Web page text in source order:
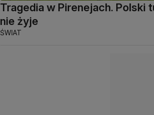
Tragedia w Pirenejach. Polski
nie żyje
ŚWIAT